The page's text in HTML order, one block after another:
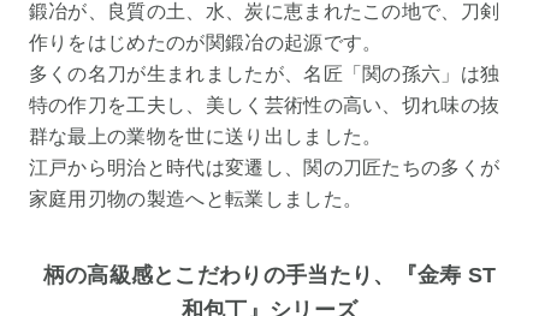
鍛冶が、良質の土、水、炭に恵まれたこの地で、刀剣
作りをはじめたのが関鍛冶の起源です。
多くの名刀が生まれましたが、名匠「関の孫六」は独
特の作刀を工夫し、美しく芸術性の高い、切れ味の抜
群な最上の業物を世に送り出しました。
江戸から明治と時代は変遷し、関の刀匠たちの多くが
家庭用刃物の製造へと転業しました。
柄の高級感とこだわりの手当たり、『金寿 ST
和包丁』シリーズ